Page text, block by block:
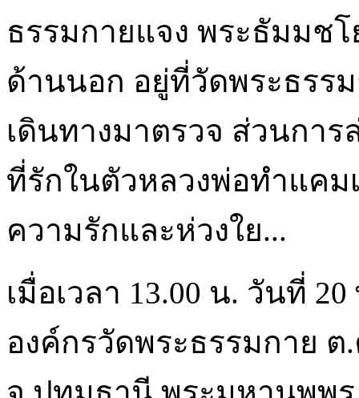
ธรรมกายแจง พระธัมมช
ด้านนอก อยู่ที่วัดพระธร
เดินทางมาตรวจ ส่วนกา
ที่รักในตัวหลวงพ่อทำแคม
ความรักและห่วงใย...
เมื่อเวลา 13.00 น. วันที่
องค์กรวัดพระธรรมกาย ต